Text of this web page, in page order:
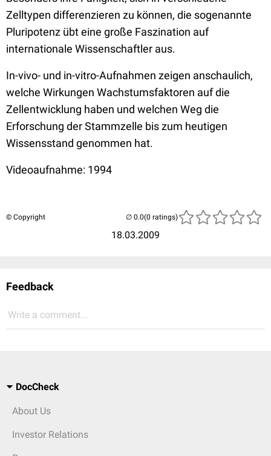
Zelltypen differenzieren zu können, die sogenannte
Pluripotenz übt eine große Faszination auf
internationale Wissenschaftler aus.
In-vivo- und in-vitro-Aufnahmen zeigen anschaulich,
welche Wirkungen Wachstumsfaktoren auf die
Zellentwicklung haben und welchen Weg die
Erforschung der Stammzelle bis zum heutigen
Wissensstand genommen hat.
Videoaufnahme: 1994
© Copyright
18.03.2009
(0 ratings)
Feedback
Write a comment...
DocCheck
About Us
Investor Relations